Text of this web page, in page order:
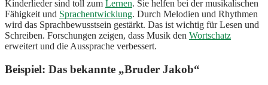
Kinderlieder sind toll zum Lernen. Sie helfen bei der musikalischen
Fähigkeit und Sprachentwicklung. Durch Melodien und Rhythmen
wird das Sprachbewusstsein gestärkt. Das ist wichtig für Lesen und
Schreiben. Forschungen zeigen, dass Musik den Wortschatz
erweitert und die Aussprache verbessert.
Beispiel: Das bekannte „Bruder Jakob“